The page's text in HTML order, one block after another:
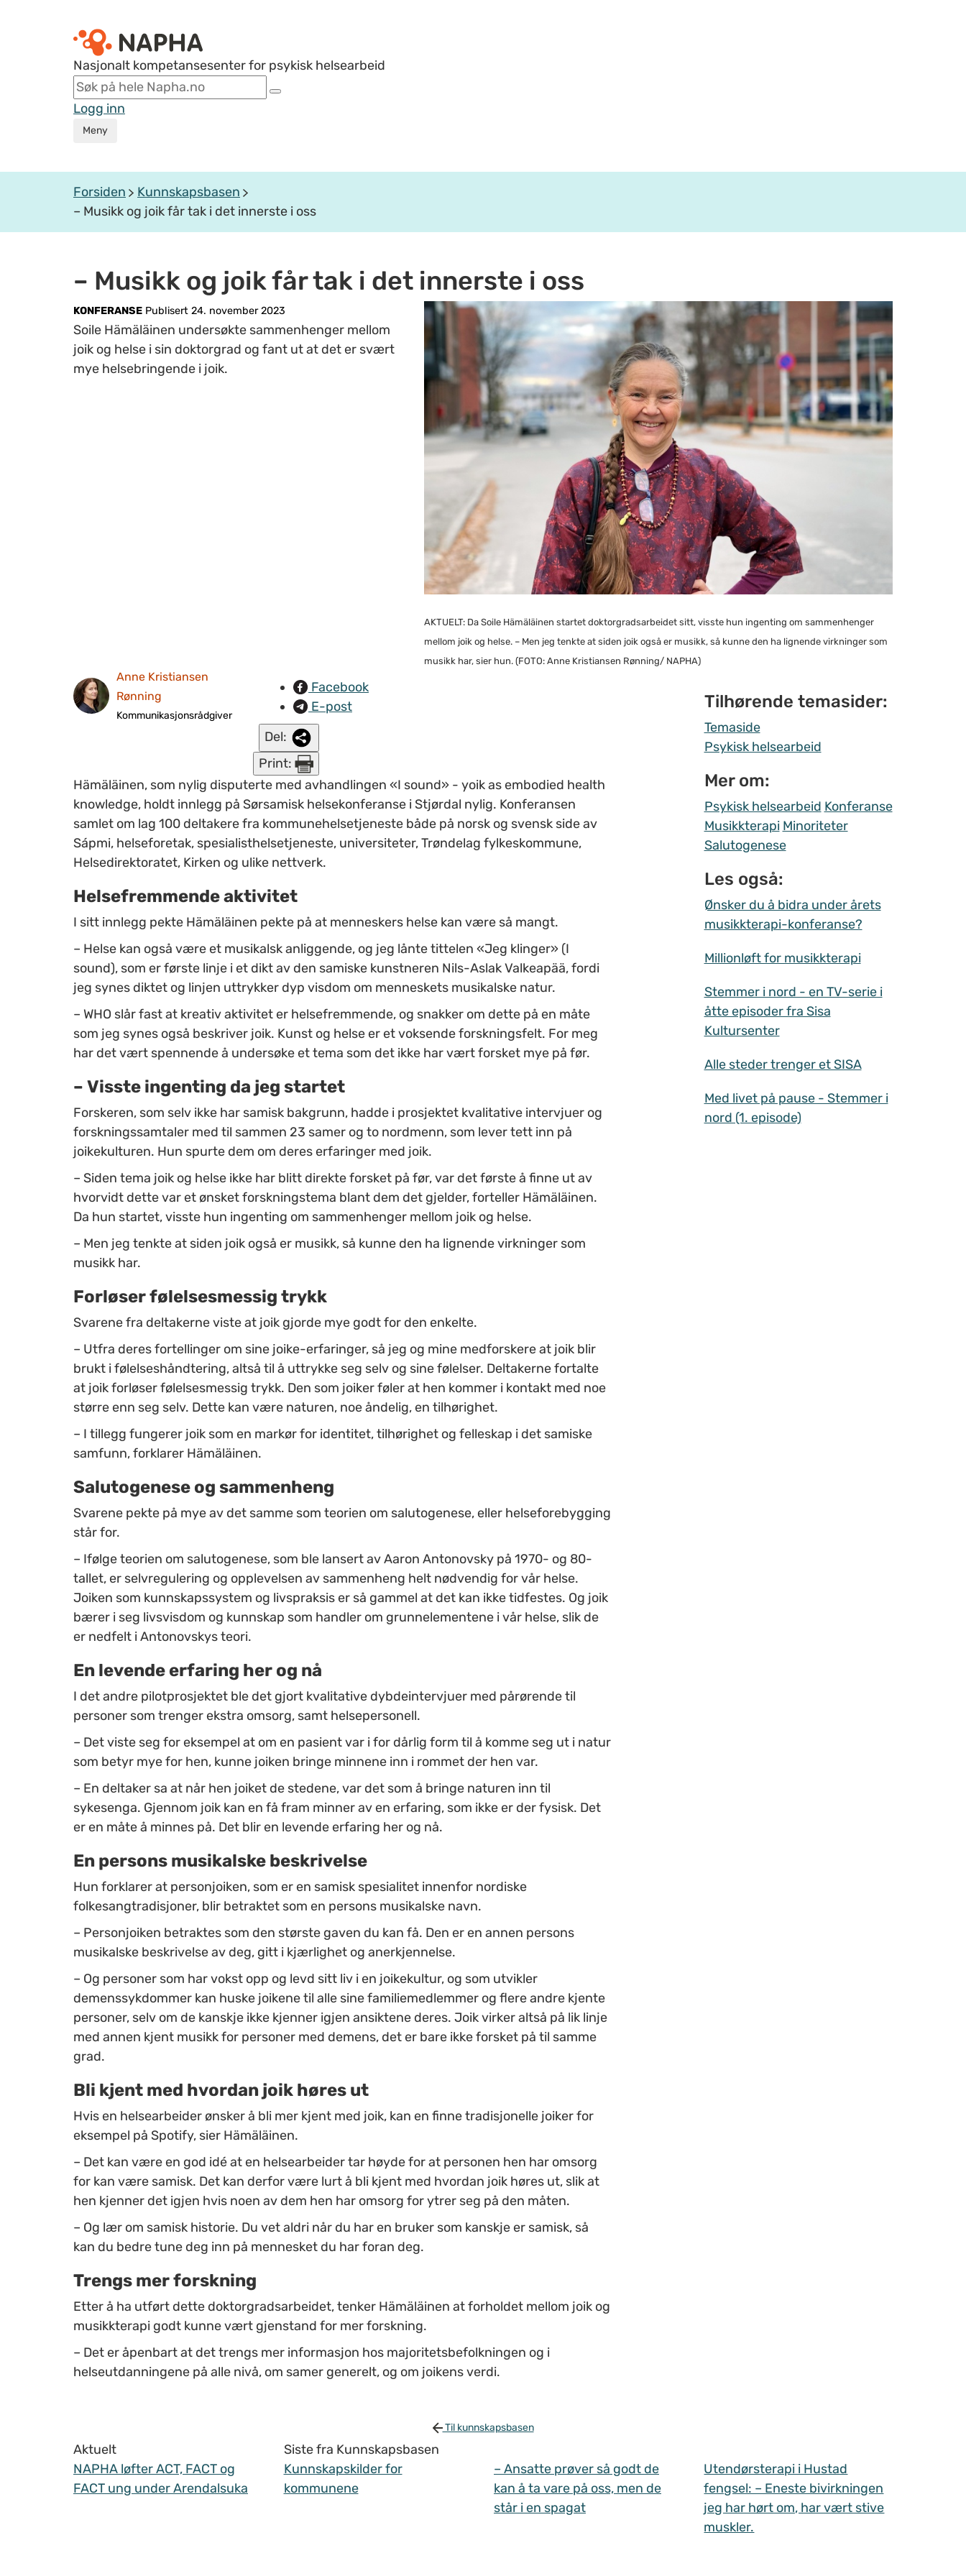
Nasjonalt kompetansesenter for psykisk helsearbeid
Logg inn
Meny
Forsiden
Kunnskapsbasen
– Musikk og joik får tak i det innerste i oss
– Musikk og joik får tak i det innerste i oss
KONFERANSE Publisert 24. november 2023
Soile Hämäläinen undersøkte sammenhenger mellom
joik og helse i sin doktorgrad og fant ut at det er svært
mye helsebringende i joik.
AKTUELT: Da Soile Hämäläinen startet doktorgradsarbeidet sitt, visste hun ingenting om sammenhenger
mellom joik og helse. – Men jeg tenkte at siden joik også er musikk, så kunne den ha lignende virkninger som
musikk har, sier hun. (FOTO: Anne Kristiansen Rønning/ NAPHA)
Anne Kristiansen
Rønning
Kommunikasjonsrådgiver
Facebook
E-post
Del:
Print:
Hämäläinen, som nylig disputerte med avhandlingen «I sound» - yoik as embodied health
knowledge, holdt innlegg på Sørsamisk helsekonferanse i Stjørdal nylig. Konferansen
samlet om lag 100 deltakere fra kommunehelsetjeneste både på norsk og svensk side av
Sápmi, helseforetak, spesialisthelsetjeneste, universiteter, Trøndelag fylkeskommune,
Helsedirektoratet, Kirken og ulike nettverk.
Helsefremmende aktivitet
I sitt innlegg pekte Hämäläinen pekte på at menneskers helse kan være så mangt.
– Helse kan også være et musikalsk anliggende, og jeg lånte tittelen «Jeg klinger» (I
sound), som er første linje i et dikt av den samiske kunstneren Nils-Aslak Valkeapää, fordi
jeg synes diktet og linjen uttrykker dyp visdom om menneskets musikalske natur.
– WHO slår fast at kreativ aktivitet er helsefremmende, og snakker om dette på en måte
som jeg synes også beskriver joik. Kunst og helse er et voksende forskningsfelt. For meg
har det vært spennende å undersøke et tema som det ikke har vært forsket mye på før.
– Visste ingenting da jeg startet
Forskeren, som selv ikke har samisk bakgrunn, hadde i prosjektet kvalitative intervjuer og
forskningssamtaler med til sammen 23 samer og to nordmenn, som lever tett inn på
joikekulturen. Hun spurte dem om deres erfaringer med joik.
– Siden tema joik og helse ikke har blitt direkte forsket på før, var det første å finne ut av
hvorvidt dette var et ønsket forskningstema blant dem det gjelder, forteller Hämäläinen.
Da hun startet, visste hun ingenting om sammenhenger mellom joik og helse.
– Men jeg tenkte at siden joik også er musikk, så kunne den ha lignende virkninger som
musikk har.
Forløser følelsesmessig trykk
Svarene fra deltakerne viste at joik gjorde mye godt for den enkelte.
– Utfra deres fortellinger om sine joike-erfaringer, så jeg og mine medforskere at joik blir
brukt i følelseshåndtering, altså til å uttrykke seg selv og sine følelser. Deltakerne fortalte
at joik forløser følelsesmessig trykk. Den som joiker føler at hen kommer i kontakt med noe
større enn seg selv. Dette kan være naturen, noe åndelig, en tilhørighet.
– I tillegg fungerer joik som en markør for identitet, tilhørighet og felleskap i det samiske
samfunn, forklarer Hämäläinen.
Salutogenese og sammenheng
Svarene pekte på mye av det samme som teorien om salutogenese, eller helseforebygging
står for.
– Ifølge teorien om salutogenese, som ble lansert av Aaron Antonovsky på 1970- og 80-
tallet, er selvregulering og opplevelsen av sammenheng helt nødvendig for vår helse.
Joiken som kunnskapssystem og livspraksis er så gammel at det kan ikke tidfestes. Og joik
bærer i seg livsvisdom og kunnskap som handler om grunnelementene i vår helse, slik de
er nedfelt i Antonovskys teori.
En levende erfaring her og nå
I det andre pilotprosjektet ble det gjort kvalitative dybdeintervjuer med pårørende til
personer som trenger ekstra omsorg, samt helsepersonell.
– Det viste seg for eksempel at om en pasient var i for dårlig form til å komme seg ut i natur
som betyr mye for hen, kunne joiken bringe minnene inn i rommet der hen var.
– En deltaker sa at når hen joiket de stedene, var det som å bringe naturen inn til
sykesenga. Gjennom joik kan en få fram minner av en erfaring, som ikke er der fysisk. Det
er en måte å minnes på. Det blir en levende erfaring her og nå.
En persons musikalske beskrivelse
Hun forklarer at personjoiken, som er en samisk spesialitet innenfor nordiske
folkesangtradisjoner, blir betraktet som en persons musikalske navn.
– Personjoiken betraktes som den største gaven du kan få. Den er en annen persons
musikalske beskrivelse av deg, gitt i kjærlighet og anerkjennelse.
– Og personer som har vokst opp og levd sitt liv i en joikekultur, og som utvikler
demenssykdommer kan huske joikene til alle sine familiemedlemmer og flere andre kjente
personer, selv om de kanskje ikke kjenner igjen ansiktene deres. Joik virker altså på lik linje
med annen kjent musikk for personer med demens, det er bare ikke forsket på til samme
grad.
Bli kjent med hvordan joik høres ut
Hvis en helsearbeider ønsker å bli mer kjent med joik, kan en finne tradisjonelle joiker for
eksempel på Spotify, sier Hämäläinen.
– Det kan være en god idé at en helsearbeider tar høyde for at personen hen har omsorg
for kan være samisk. Det kan derfor være lurt å bli kjent med hvordan joik høres ut, slik at
hen kjenner det igjen hvis noen av dem hen har omsorg for ytrer seg på den måten.
– Og lær om samisk historie. Du vet aldri når du har en bruker som kanskje er samisk, så
kan du bedre tune deg inn på mennesket du har foran deg.
Trengs mer forskning
Etter å ha utført dette doktorgradsarbeidet, tenker Hämäläinen at forholdet mellom joik og
musikkterapi godt kunne vært gjenstand for mer forskning.
– Det er åpenbart at det trengs mer informasjon hos majoritetsbefolkningen og i
helseutdanningene på alle nivå, om samer generelt, og om joikens verdi.
Tilhørende temasider:
Temaside
Psykisk helsearbeid
Mer om:
Psykisk helsearbeid Konferanse
Musikkterapi Minoriteter
Salutogenese
Les også:
Ønsker du å bidra under årets
musikkterapi-konferanse?
Millionløft for musikkterapi
Stemmer i nord - en TV-serie i
åtte episoder fra Sisa
Kultursenter
Alle steder trenger et SISA
Med livet på pause - Stemmer i
nord (1. episode)
Til kunnskapsbasen
Aktuelt
NAPHA løfter ACT, FACT og
FACT ung under Arendalsuka
Siste fra Kunnskapsbasen
Kunnskapskilder for
kommunene
– Ansatte prøver så godt de
kan å ta vare på oss, men de
står i en spagat
Utendørsterapi i Hustad
fengsel: – Eneste bivirkningen
jeg har hørt om, har vært stive
muskler.